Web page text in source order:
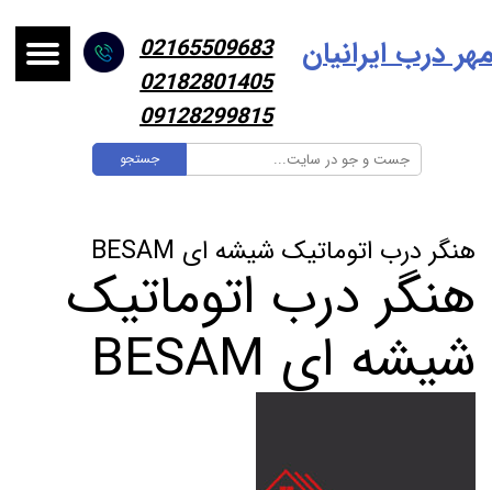
جستجو
درب ایرانیان
02165509683
02182801405
09128299815
هنگر درب اتوماتیک شیشه ای BESAM
هنگر درب اتوماتیک
شیشه ای BESAM